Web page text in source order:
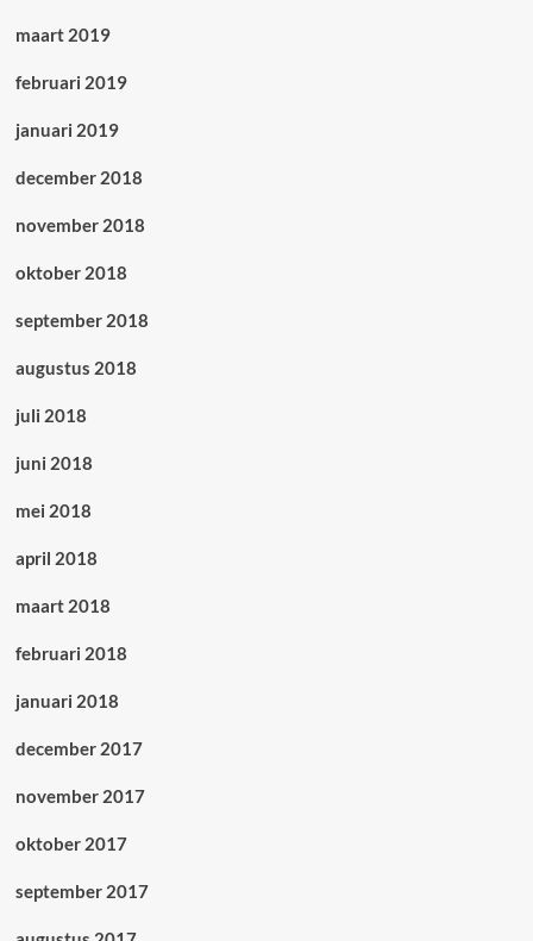
maart 2019
februari 2019
januari 2019
december 2018
november 2018
oktober 2018
september 2018
augustus 2018
juli 2018
juni 2018
mei 2018
april 2018
maart 2018
februari 2018
januari 2018
december 2017
november 2017
oktober 2017
september 2017